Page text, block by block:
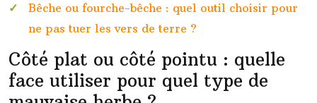
Bêche ou fourche-bêche : quel outil choisir pour
ne pas tuer les vers de terre ?
Côté plat ou côté pointu : quelle
face utiliser pour quel type de